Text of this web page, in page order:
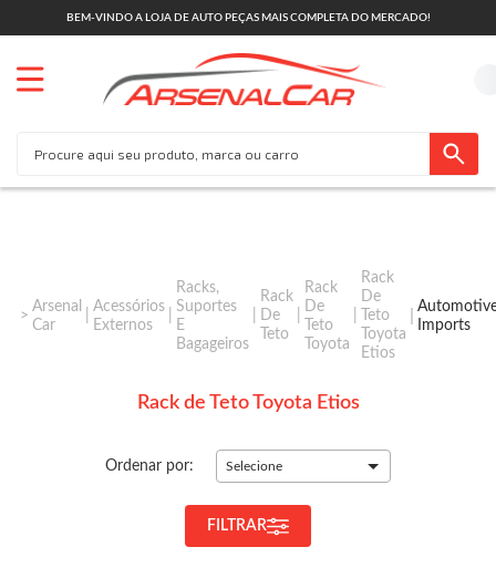
BEM-VINDO A LOJA DE AUTO PEÇAS MAIS COMPLETA DO MERCADO!
Arsenal
Car
Acessórios
Externos
Racks,
Suportes
E
Bagageiros
Rack
De
Teto
Rack
De
Teto
Toyota
Rack
De
Teto
Toyota
Etios
Imports
Rack de Teto Toyota Etios
Ordenar por: Selecione
FILTRAR